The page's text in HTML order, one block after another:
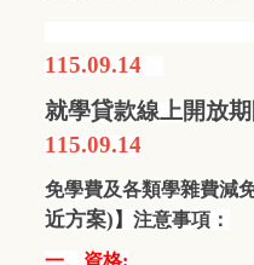
115.09.14
就學貸款線上開放期
115.09.14
免學費及各類學雜費減
近方案) 】 注意事項：